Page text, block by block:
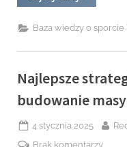
poprawić
kondycję
w
dni?”
Baza wiedzy o
Najlepsze
budowanie
Posted
on
4 stycznia 2025 By
Brak komentarzydo